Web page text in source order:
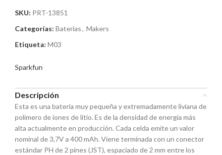
SKU: PRT-13851
Categorías: Baterias, Makers
Etiqueta: M03
Sparkfun
Descripción
Esta es una batería muy pequeña y extremadamente liviana de
polímero de iones de litio. Es de la densidad de energía más
alta actualmente en producción. Cada celda emite un valor
nominal de 3,7V a 400 mAh. Viene terminada con un conector
estándar PH de 2 pines (JST), espaciado de 2 mm entre los